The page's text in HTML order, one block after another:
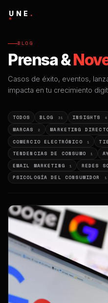
UNE .
BLOG
Prensa &
Casos de éxito, eventos,
impacta en tu crecimiento
TODOS BLOG 31 INSIGHTS 4
MARCAS 2 MARKETING
COMERCIO ELECTRÓNICO 1
TENDENCIAS DE CONSUMO 1
EMAIL MARKETING 1 REDES
PSICOLOGÍA DEL CONSUMIDOR 1